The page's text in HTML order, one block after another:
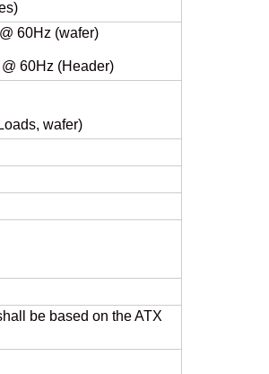
60Hz (wafer)
60Hz (Header)
wafer)
be based on the ATX